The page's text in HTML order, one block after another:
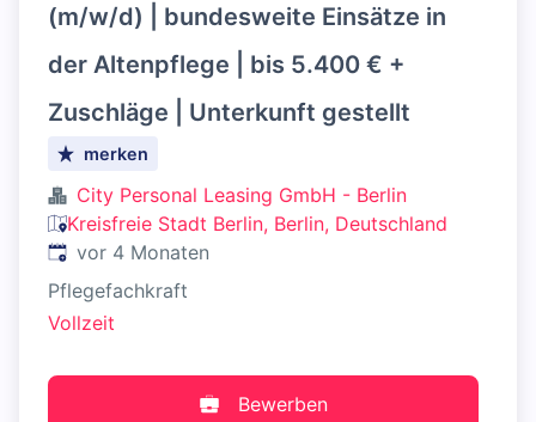
(m/w/d) | bundesweite Einsätze in
der Altenpflege | bis 5.400 € +
Zuschläge | Unterkunft gestellt
merken
City Personal Leasing GmbH - Berlin
Kreisfreie Stadt Berlin, Berlin, Deutschland
Veröffentlicht:
vor 4 Monaten
Pflegefachkraft
Vollzeit
Bewerben